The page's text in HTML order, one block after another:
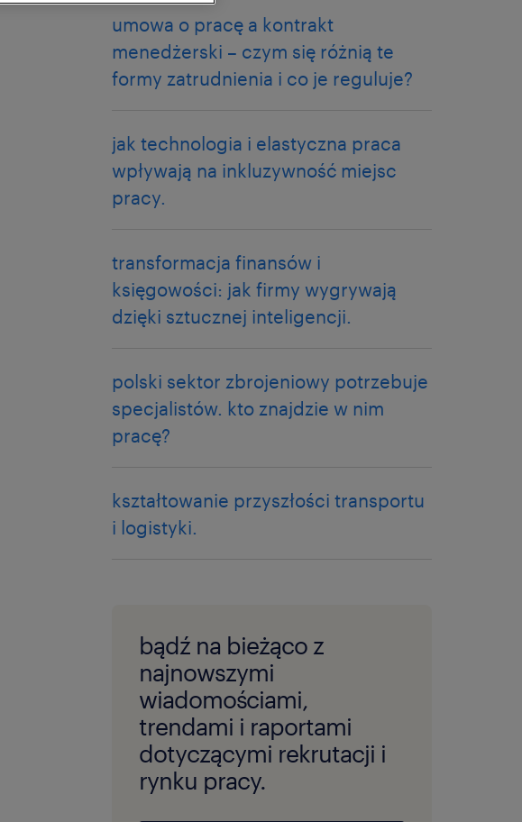
umowa o pracę a kontrakt
menedżerski – czym się różnią te
formy zatrudnienia i co je reguluje?
jak technologia i elastyczna praca
wpływają na inkluzywność miejsc
pracy.
transformacja finansów i
księgowości: jak firmy wygrywają
dzięki sztucznej inteligencji.
polski sektor zbrojeniowy potrzebuje
specjalistów. kto znajdzie w nim
pracę?
kształtowanie przyszłości transportu
i logistyki.
bądź na bieżąco z
najnowszymi
wiadomościami,
trendami i raportami
dotyczącymi rekrutacji i
rynku pracy.